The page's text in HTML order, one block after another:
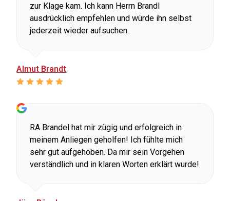
Almut Brandt
zur Klage kam. Ich kann Herrn Brandl
ausdrücklich empfehlen und würde ihn selbst
jederzeit wieder aufsuchen.
RA Brandel hat mir zügig und erfolgreich in
meinem Anliegen geholfen! Ich fühlte mich
sehr gut aufgehoben. Da mir sein Vorgehen
verständlich und in klaren Worten erklärt wurde!